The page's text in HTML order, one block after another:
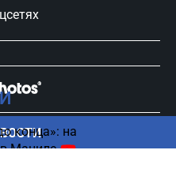
конца»: на
Маниле
защищены